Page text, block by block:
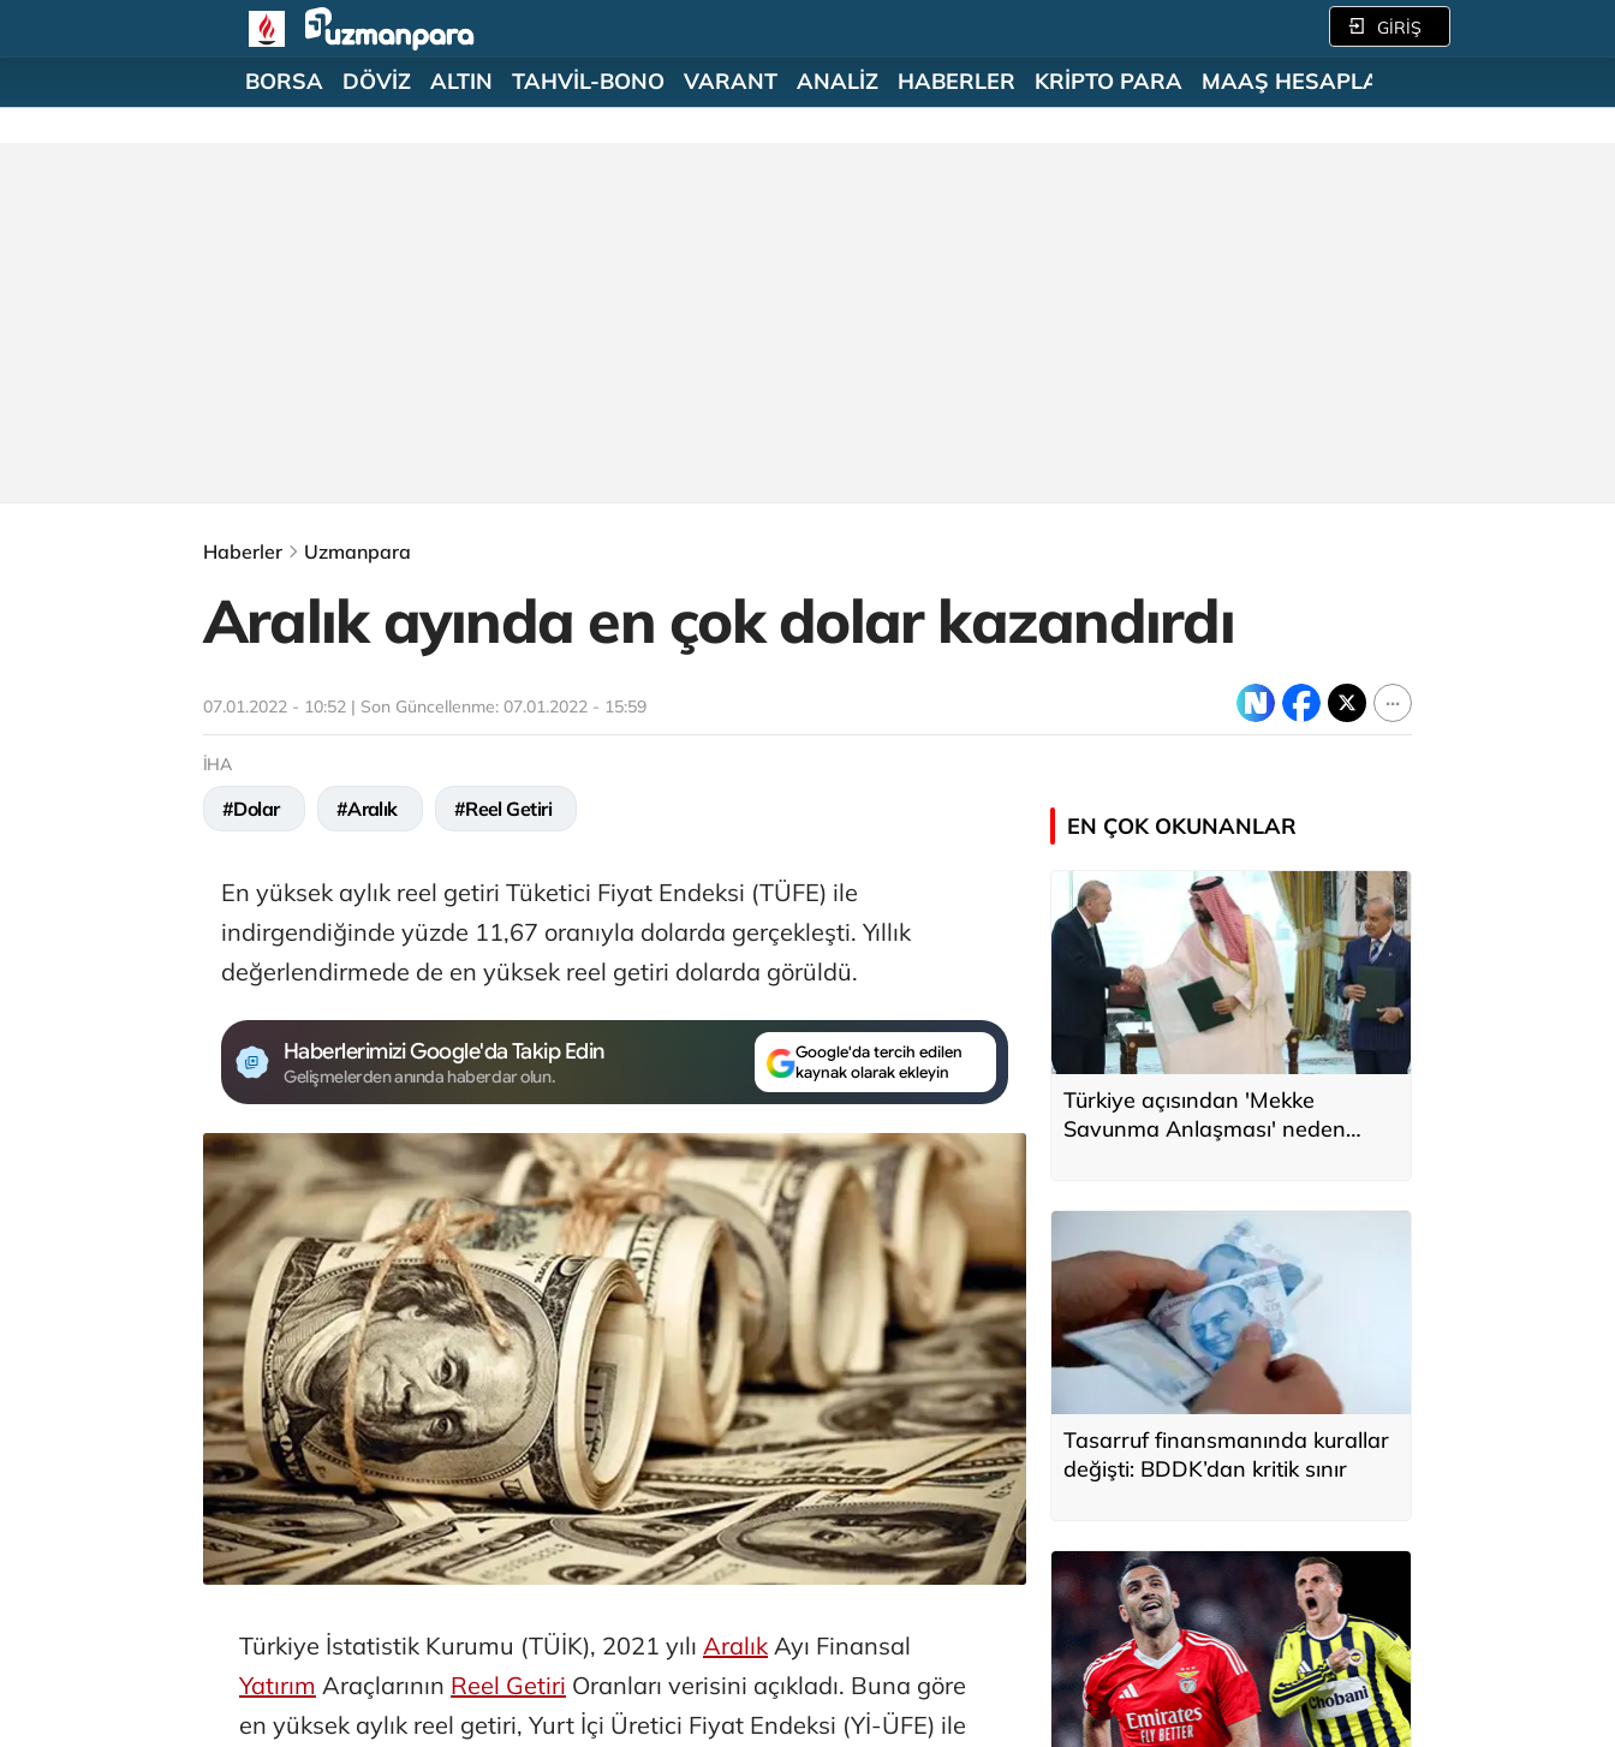
GİRİŞ
BORSA DÖVİZ ALTIN TAHVİL-BONO VARANT ANALİZ HABERLER KRİPTO PARA MAAŞ HESAPLAMA
Haberler Uzmanpara
Aralık ayında en çok dolar kazandırdı
07.01.2022 - 10:52 | Son Güncellenme: 07.01.2022 - 15:59
İHA
#Dolar #Aralık #Reel Getiri
En yüksek aylık reel getiri Tüketici Fiyat Endeksi (TÜFE) ile
indirgendiğinde yüzde 11,67 oranıyla dolarda gerçekleşti. Yıllık
değerlendirmede de en yüksek reel getiri dolarda görüldü.
Haberlerimizi Google'da Takip Edin
Gelişmelerden anında haberdar olun.
Google'da tercih edilen
kaynak olarak ekleyin
Türkiye İstatistik Kurumu (TÜİK), 2021 yılı AralıkAyı Finansal
Yatırım Araçlarının Reel Getiri Oranları verisini açıkladı. Buna göre
en yüksek aylık reel getiri, Yurt İçi Üretici Fiyat Endeksi (Yİ-ÜFE) ile
EN ÇOK OKUNANLAR
Türkiye açısından 'Mekke
Savunma Anlaşması' neden
Tasarruf finansmanında kurallar
değişti: BDDK’dan kritik sınır